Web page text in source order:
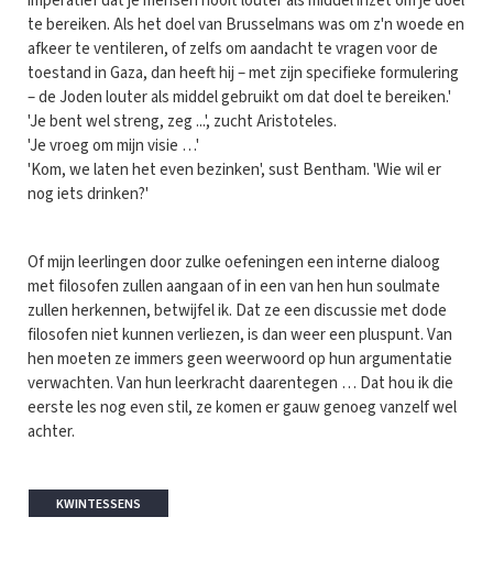
te bereiken. Als het doel van Brusselmans was om z'n woede en
afkeer te ventileren, of zelfs om aandacht te vragen voor de
toestand in Gaza, dan heeft hij – met zijn specifieke formulering
– de Joden louter als middel gebruikt om dat doel te bereiken.'
'Je bent wel streng, zeg ...', zucht Aristoteles.
'Je vroeg om mijn visie …'
'Kom, we laten het even bezinken', sust Bentham. 'Wie wil er
nog iets drinken?'
Of mijn leerlingen door zulke oefeningen een interne dialoog
met filosofen zullen aangaan of in een van hen hun soulmate
zullen herkennen, betwijfel ik. Dat ze een discussie met dode
filosofen niet kunnen verliezen, is dan weer een pluspunt. Van
hen moeten ze immers geen weerwoord op hun argumentatie
verwachten. Van hun leerkracht daarentegen … Dat hou ik die
eerste les nog even stil, ze komen er gauw genoeg vanzelf wel
achter.
KWINTESSENS